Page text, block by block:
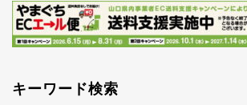
キーワード検索